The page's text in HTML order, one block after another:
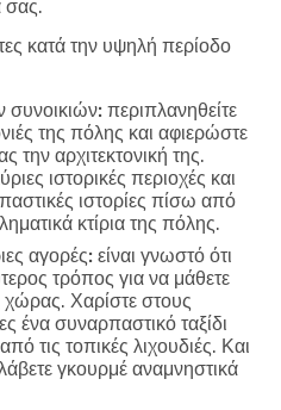
σας.
κατά την υψηλή περίοδο
συνοικιών: περιπλανηθείτε
της πόλης και αφιερώστε
την αρχιτεκτονική της.
ιστορικές περιοχές και
ιστορίες πίσω από
κτίρια της πόλης.
αγορές: είναι γνωστό ότι
τρόπος για να μάθετε
χώρας. Χαρίστε στους
ένα συναρπαστικό ταξίδι
τις τοπικές λιχουδιές. Και
γκουρμέ αναμνηστικά